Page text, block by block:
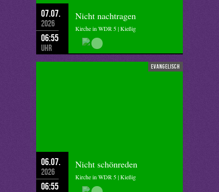
07.07.
2026
06:55
Uhr
Nicht nachtragen
Kirche in WDR 5 | Kießig
evangelisch
06.07.
2026
06:55
Nicht schönreden
Kirche in WDR 5 | Kießig